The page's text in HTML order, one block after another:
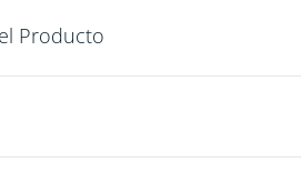
Producto